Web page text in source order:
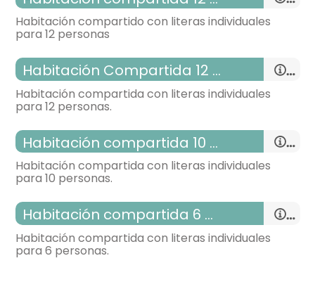
Habitación compartido con literas individuales
para 12 personas
habitación con varias camas
- cama litera para 2 personas = 6
Calefacción,
- habitación con cuarto de baño. Incluye:
WC,
lavabo, ducha,
Habitación Compartida 12 plazas
Habitación compartida con literas individuales
para 12 personas.
habitación con varias camas
- cama litera para 2 personas = 6
Calefacción,
Habitación compartida 10 plazas
Habitación compartida con literas individuales
para 10 personas.
Habitación compartida 6 plazas
Habitación compartida con literas individuales
para 6 personas.